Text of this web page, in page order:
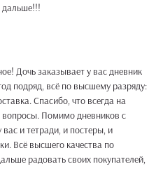
дальше!!!
Дочь заказывает у вас дневник
подряд, всё по высшему разряду:
Спасибо, что всегда на
вопросы. Помимо дневников с
и тетради, и постеры, и
Всё высшего качества по
радовать своих покупателей,